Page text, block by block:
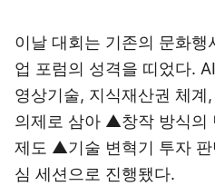
이날 대회는 기존의 문화행
업 포럼의 성격을 띠었다.
영상기술, 지식재산권 체계
의제로 삼아 ▲창작 방식의
제도 ▲기술 변혁기 투자
심 세션으로 진행됐다.